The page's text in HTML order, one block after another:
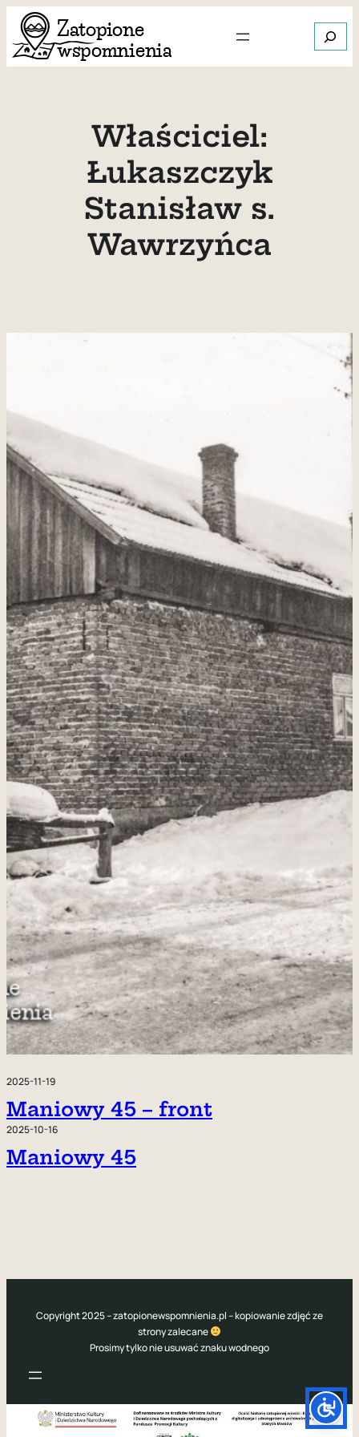
Przejdź
do
treści
Szukaj
Właściciel:
Łukaszczyk
Stanisław s.
Wawrzyńca
2025-11-19
Maniowy 45 – front
2025-10-16
Maniowy 45
Copyright 2025 – zatopionewspomnienia.pl – kopiowanie zdjęć ze
strony zalecane
Prosimy tylko nie usuwać znaku wodnego